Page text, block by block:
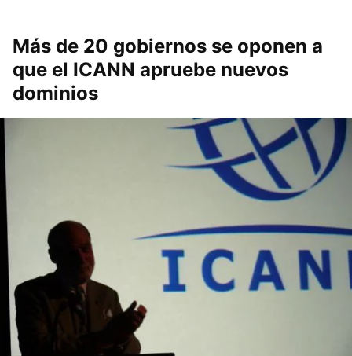
Más de 20 gobiernos se oponen a
que el ICANN apruebe nuevos
dominios